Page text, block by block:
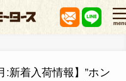
:新着入荷情報】”ホン